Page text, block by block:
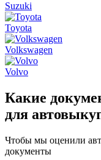
Suzuki
Toyota
Volkswagen
Volvo
Какие
для
Чтобы мы оценили
документы